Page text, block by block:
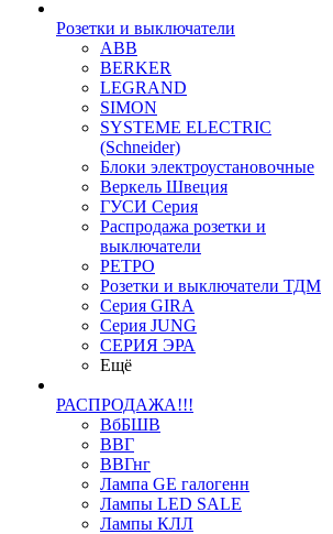
Розетки и выключатели
ABB
BERKER
LEGRAND
SIMON
SYSTEME ELECTRIC
(Schneider)
Блоки электроустановочные
Веркель Швеция
ГУСИ Серия
Распродажа розетки и
выключатели
РЕТРО
Розетки и выключатели ТДМ
Серия GIRA
Серия JUNG
СЕРИЯ ЭРА
Ещё
РАСПРОДАЖА!!!
ВбБШВ
ВВГ
ВВГнг
Лампа GE галогенн
Лампы LED SALE
Лампы КЛЛ